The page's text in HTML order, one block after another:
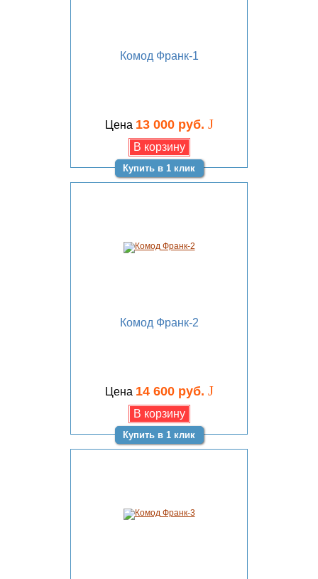
Комод Франк-1
Цена 13 000 руб. J
Купить в 1 клик
Комод Франк-2
Цена 14 600 руб. J
Купить в 1 клик